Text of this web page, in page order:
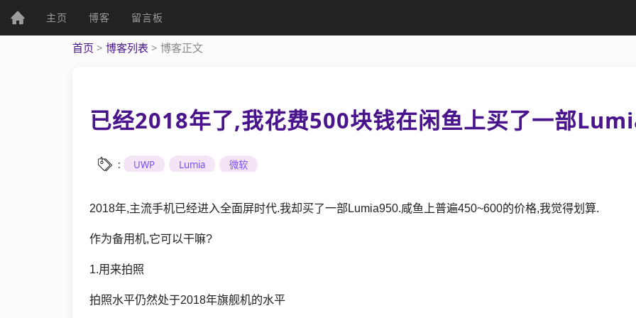
个人资料
(current)
主页 博客 留言板
首页 > 博客列表 > 博客正文
已经2018年了,我花费500块钱在闲鱼上买了一部
: UWP Lumia 微软
2018年,主流手机已经进入全面屏时代.我却买了一部Lumia950.咸鱼上普遍450~600的价格,我觉得划算.
作为备用机,它可以干嘛?
1.用来拍照
拍照水平仍然处于2018年旗舰机的水平